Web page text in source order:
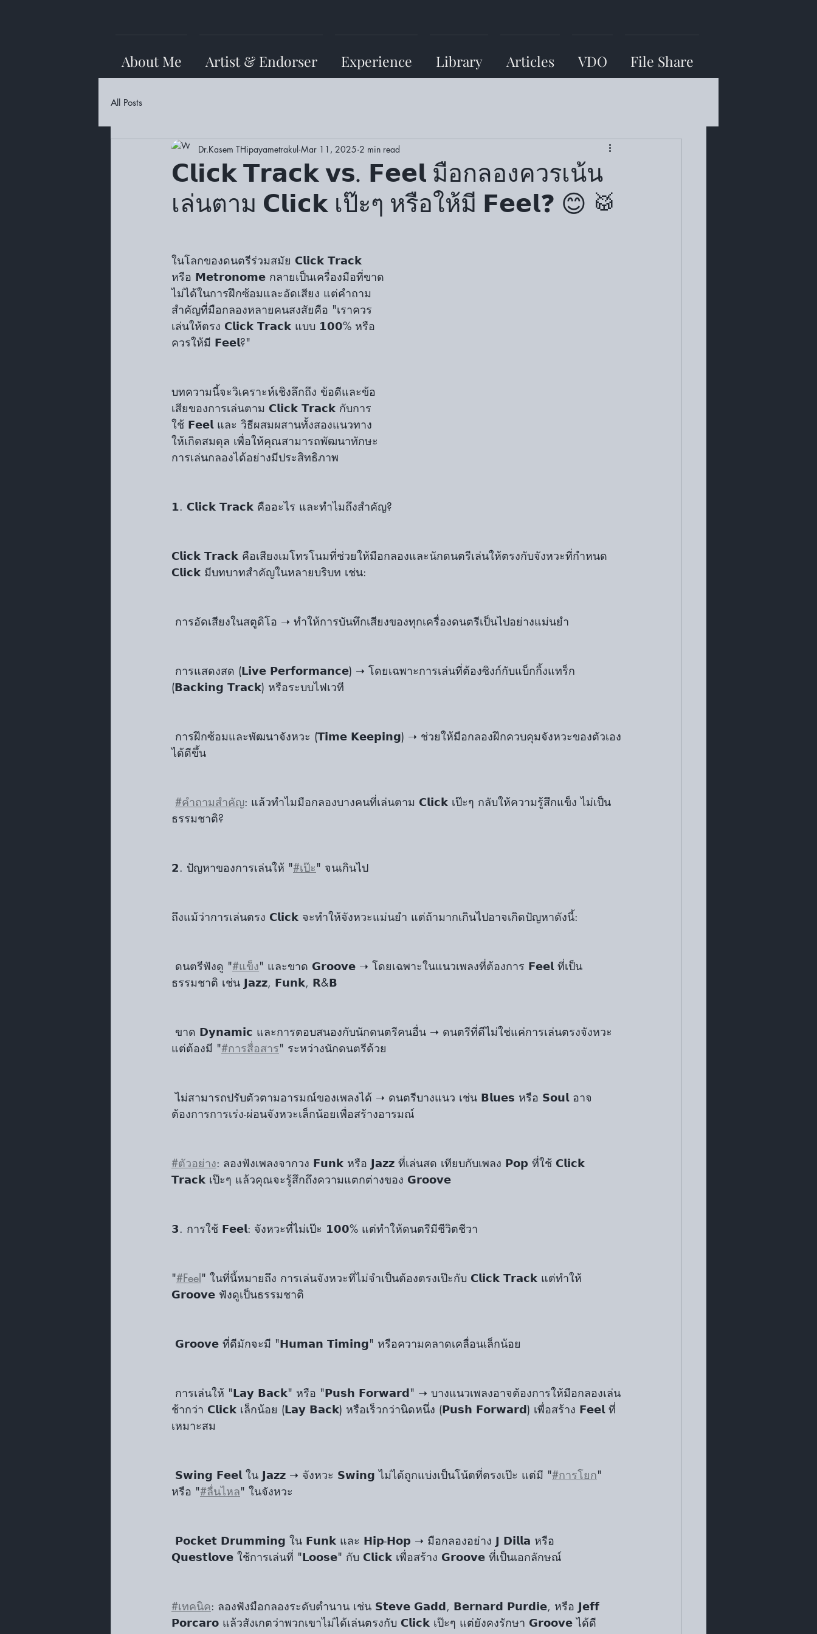
About Me Artist & Endorser Experience Library Articles VDO File Share
All Posts
𝗖𝗹𝗶𝗰𝗸 𝗧𝗿𝗮𝗰𝗸 𝘃𝘀. 𝗙𝗲𝗲𝗹 มือกลองควรเน้น
เล่นตาม 𝗖𝗹𝗶𝗰𝗸 เป๊ะๆ หรือให้มี 𝗙𝗲𝗲𝗹❓ 😊 🥁
Dr.Kasem THipayametrakul Mar 11, 2025 2 min read
ในโลกของดนตรีร่วมสมัย 𝗖𝗹𝗶𝗰𝗸 𝗧𝗿𝗮𝗰𝗸
หรือ 𝗠𝗲𝘁𝗿𝗼𝗻𝗼𝗺𝗲 กลายเป็นเครื่องมือที่ขาด
ไม่ได้ในการฝึกซ้อมและอัดเสียง แต่คำถาม
สำคัญที่มือกลองหลายคนสงสัยคือ "เราควร
เล่นให้ตรง 𝗖𝗹𝗶𝗰𝗸 𝗧𝗿𝗮𝗰𝗸 แบบ 𝟭𝟬𝟬% หรือ
ควรให้มี 𝗙𝗲𝗲𝗹?"
บทความนี้จะวิเคราะห์เชิงลึกถึง ข้อดีและข้อ
เสียของการเล่นตาม 𝗖𝗹𝗶𝗰𝗸 𝗧𝗿𝗮𝗰𝗸 กับการ
ใช้ 𝗙𝗲𝗲𝗹 และ วิธีผสมผสานทั้งสองแนวทาง
ให้เกิดสมดุล เพื่อให้คุณสามารถพัฒนาทักษะ
การเล่นกลองได้อย่างมีประสิทธิภาพ
𝟭. 𝗖𝗹𝗶𝗰𝗸 𝗧𝗿𝗮𝗰𝗸 คืออะไร และทำไมถึงสำคัญ?
𝗖𝗹𝗶𝗰𝗸 𝗧𝗿𝗮𝗰𝗸 คือเสียงเมโทรโนมที่ช่วยให้มือกลองและนักดนตรีเล่นให้ตรงกับจังหวะที่กำหนด
𝗖𝗹𝗶𝗰𝗸 มีบทบาทสำคัญในหลายบริบท เช่น:
การอัดเสียงในสตูดิโอ ➝ ทำให้การบันทึกเสียงของทุกเครื่องดนตรีเป็นไปอย่างแม่นยำ
(𝗕𝗮𝗰𝗸𝗶𝗻𝗴 𝗧𝗿𝗮𝗰𝗸) หรือระบบไฟเวที
การฝึกซ้อมและพัฒนาจังหวะ (𝗧𝗶𝗺𝗲 𝗞𝗲𝗲𝗽𝗶𝗻𝗴) ➝ ช่วยให้มือกลองฝึกควบคุมจังหวะของตัวเอง
ได้ดีขึ้น
#คำถามสำคัญ: แล้วทำไมมือกลองบางคนที่เล่นตาม 𝗖𝗹𝗶𝗰𝗸 เป๊ะๆ กลับให้ความรู้สึกแข็ง ไม่เป็น
ธรรมชาติ?
𝟮. ปัญหาของการเล่นให้ "#เป๊ะ" จนเกินไป
ถึงแม้ว่าการเล่นตรง 𝗖𝗹𝗶𝗰𝗸 จะทำให้จังหวะแม่นยำ แต่ถ้ามากเกินไปอาจเกิดปัญหาดังนี้:
ดนตรีฟังดู "#แข็ง" และขาด 𝗚𝗿𝗼𝗼𝘃𝗲 ➝ โดยเฉพาะในแนวเพลงที่ต้องการ 𝗙𝗲𝗲𝗹 ที่เป็น
ธรรมชาติ เช่น 𝗝𝗮𝘇𝘇, 𝗙𝘂𝗻𝗸, 𝗥&𝗕
ขาด 𝗗𝘆𝗻𝗮𝗺𝗶𝗰 และการตอบสนองกับนักดนตรีคนอื่น ➝ ดนตรีที่ดีไม่ใช่แค่การเล่นตรงจังหวะ
แต่ต้องมี "#การสื่อสาร" ระหว่างนักดนตรีด้วย
ไม่สามารถปรับตัวตามอารมณ์ของเพลงได้ ➝ ดนตรีบางแนว เช่น 𝗕𝗹𝘂𝗲𝘀 หรือ 𝗦𝗼𝘂𝗹 อาจ
ต้องการการเร่ง-ผ่อนจังหวะเล็กน้อยเพื่อสร้างอารมณ์
#ตัวอย่าง: ลองฟังเพลงจากวง 𝗙𝘂𝗻𝗸 หรือ 𝗝𝗮𝘇𝘇 ที่เล่นสด เทียบกับเพลง 𝗣𝗼𝗽 ที่ใช้ 𝗖𝗹𝗶𝗰𝗸
𝗧𝗿𝗮𝗰𝗸 เป๊ะๆ แล้วคุณจะรู้สึกถึงความแตกต่างของ 𝗚𝗿𝗼𝗼𝘃𝗲
𝟯. การใช้ 𝗙𝗲𝗲𝗹: จังหวะที่ไม่เป๊ะ 𝟭𝟬𝟬% แต่ทำให้ดนตรีมีชีวิตชีวา
"#Feel" ในที่นี้หมายถึง การเล่นจังหวะที่ไม่จำเป็นต้องตรงเป๊ะกับ 𝗖𝗹𝗶𝗰𝗸 𝗧𝗿𝗮𝗰𝗸 แต่ทำให้
𝗚𝗿𝗼𝗼𝘃𝗲 ฟังดูเป็นธรรมชาติ
𝗚𝗿𝗼𝗼𝘃𝗲 ที่ดีมักจะมี "𝗛𝘂𝗺𝗮𝗻 𝗧𝗶𝗺𝗶𝗻𝗴" หรือความคลาดเคลื่อนเล็กน้อย
ช้ากว่า 𝗖𝗹𝗶𝗰𝗸 เล็กน้อย (𝗟𝗮𝘆 𝗕𝗮𝗰𝗸) หรือเร็วกว่านิดหนึ่ง (𝗣𝘂𝘀𝗵 𝗙𝗼𝗿𝘄𝗮𝗿𝗱) เพื่อสร้าง 𝗙𝗲𝗲𝗹 ที่
เหมาะสม
𝗦𝘄𝗶𝗻𝗴 𝗙𝗲𝗲𝗹 ใน 𝗝𝗮𝘇𝘇 ➝ จังหวะ 𝗦𝘄𝗶𝗻𝗴 ไม่ได้ถูกแบ่งเป็นโน้ตที่ตรงเป๊ะ แต่มี "#การโยก"
หรือ "#ลื่นไหล" ในจังหวะ
𝗤𝘂𝗲𝘀𝘁𝗹𝗼𝘃𝗲 ใช้การเล่นที่ "𝗟𝗼𝗼𝘀𝗲" กับ 𝗖𝗹𝗶𝗰𝗸 เพื่อสร้าง 𝗚𝗿𝗼𝗼𝘃𝗲 ที่เป็นเอกลักษณ์
#เทคนิค: ลองฟังมือกลองระดับตำนาน เช่น 𝗦𝘁𝗲𝘃𝗲 𝗚𝗮𝗱𝗱, 𝗕𝗲𝗿𝗻𝗮𝗿𝗱 𝗣𝘂𝗿𝗱𝗶𝗲, หรือ 𝗝𝗲𝗳𝗳
𝗣𝗼𝗿𝗰𝗮𝗿𝗼 แล้วสังเกตว่าพวกเขาไม่ได้เล่นตรงกับ 𝗖𝗹𝗶𝗰𝗸 เป๊ะๆ แต่ยังคงรักษา 𝗚𝗿𝗼𝗼𝘃𝗲 ได้ดี